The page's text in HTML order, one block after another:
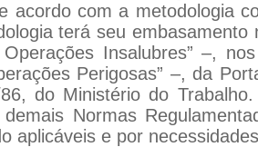
acordo com a metodologia
terá seu embasamento
Insalubres” –,
Perigosas” –, da
do Ministério do
Normas
aplicáveis e por